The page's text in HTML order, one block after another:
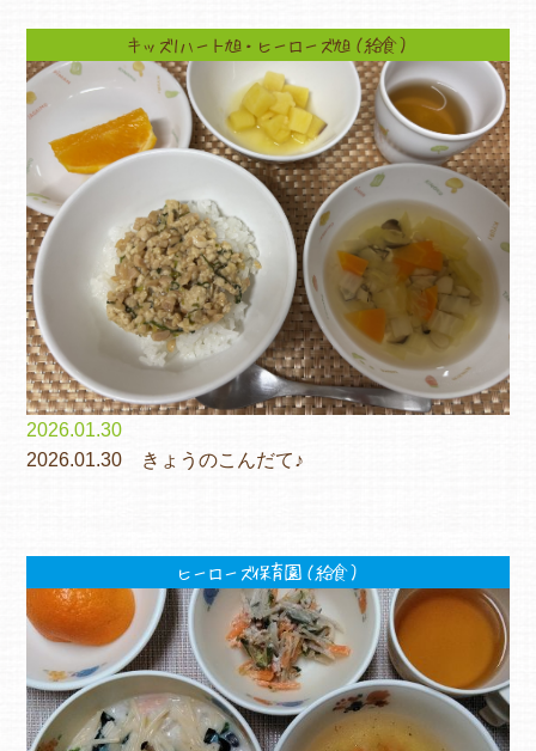
お知らせ
キッズ1ハート旭・ヒーローズ旭（給食）
2026.01.30
2026.01.30 きょうのこんだて♪
ヒーローズ保育園（給食）